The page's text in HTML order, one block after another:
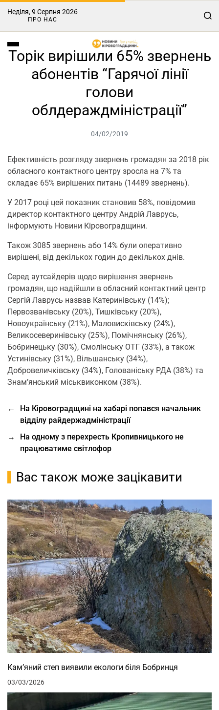
Неділя, 9 Серпня 2026
ПРО НАС
Торік вирішили 65% звернень
абонентів “Гарячої лінії
голови
облдераждміністрації”
04/02/2019
Ефективність розгляду звернень громадян за 2018 рік
обласного контактного центру зросла на 7% та
складає 65% вирішених питань (14489 звернень).
У 2017 році цей показник становив 58%, повідомив
директор контактного центру Андрій Лаврусь,
інформують Новини Кіровоградщини.
Також 3085 звернень або 14% були оперативно
вирішені, від декількох годин до декількох днів.
Серед аутсайдерів щодо вирішення звернень
громадян, що надійшли в обласний контактний центр
Сергій Лаврусь назвав Катеринівську (14%);
Первозванівську (20%), Тишківську (20%),
Новоукраїнську (21%), Маловисківську (24%),
Великосеверинівську (25%), Помічнянську (26%),
Бобринецьку (30%), Смолінську ОТГ (33%), а також
Устинівську (31%), Вільшанську (34%),
Добровеличківську (34%), Голованіську РДА (38%) та
Знам’янський міськвиконком (38%).
←
На Кіровоградщині на хабарі попався начальник
відділу райдержадміністрації
→
На одному з перехресть Кропивницького не
працюватиме світлофор
Вас також може зацікавити
Кам’яний степ виявили екологи біля Бобринця
03/03/2026